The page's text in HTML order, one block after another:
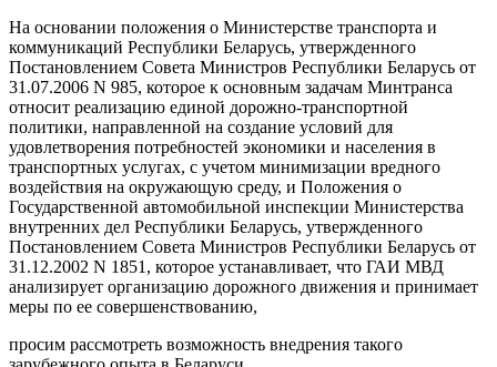
На основании положения о Министерстве транспорта и
коммуникаций Республики Беларусь, утвержденного
Постановлением Совета Министров Республики Беларусь от
31.07.2006 N 985, которое к основным задачам Минтранса
относит реализацию единой дорожно-транспортной
политики, направленной на создание условий для
удовлетворения потребностей экономики и населения в
транспортных услугах, с учетом минимизации вредного
воздействия на окружающую среду, и Положения о
Государственной автомобильной инспекции Министерства
внутренних дел Республики Беларусь, утвержденного
Постановлением Совета Министров Республики Беларусь от
31.12.2002 N 1851, которое устанавливает, что ГАИ МВД
анализирует организацию дорожного движения и принимает
меры по ее совершенствованию,
просим рассмотреть возможность внедрения такого